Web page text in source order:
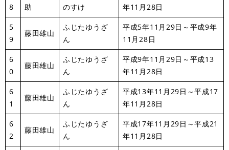
8
助
のすけ
年11月28日
5
9
藤田雄山
ふじたゆうざ
ん
平成5年11月29日～平成9年
11月28日
6
0
藤田雄山
ふじたゆうざ
ん
平成9年11月29日～平成13
年11月28日
6
1
藤田雄山
ふじたゆうざ
ん
平成13年11月29日～平成17
年11月28日
6
2
藤田雄山
ふじたゆうざ
ん
平成17年11月29日～平成21
年11月28日